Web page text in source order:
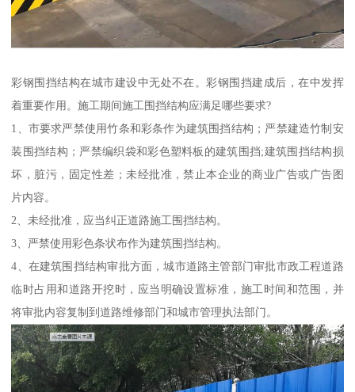
彩钢围挡结构在城市建设中无处不在。彩钢围挡建成后，在中发挥
着重要作用。施工期间施工围挡结构应满足哪些要求?
1、市要求严禁使用竹条和彩条作为建筑围挡结构；严禁建造竹制安
装围挡结构；严禁编织袋和彩色塑料板的建筑围挡;建筑围挡结构损
坏，脏污，固定性差；未经批准，禁止本企业的商业广告或广告图
片内容。
2、未经批准，应当纠正道路施工围挡结构。
3、严禁使用彩色条状布作为建筑围挡结构。
4、在建筑围挡结构审批方面，城市道路主管部门审批市政工程道路
临时占用和道路开挖时，应当明确设置标准，施工时间和范围，并
将审批内容复制到道路维修部门和城市管理执法部门。